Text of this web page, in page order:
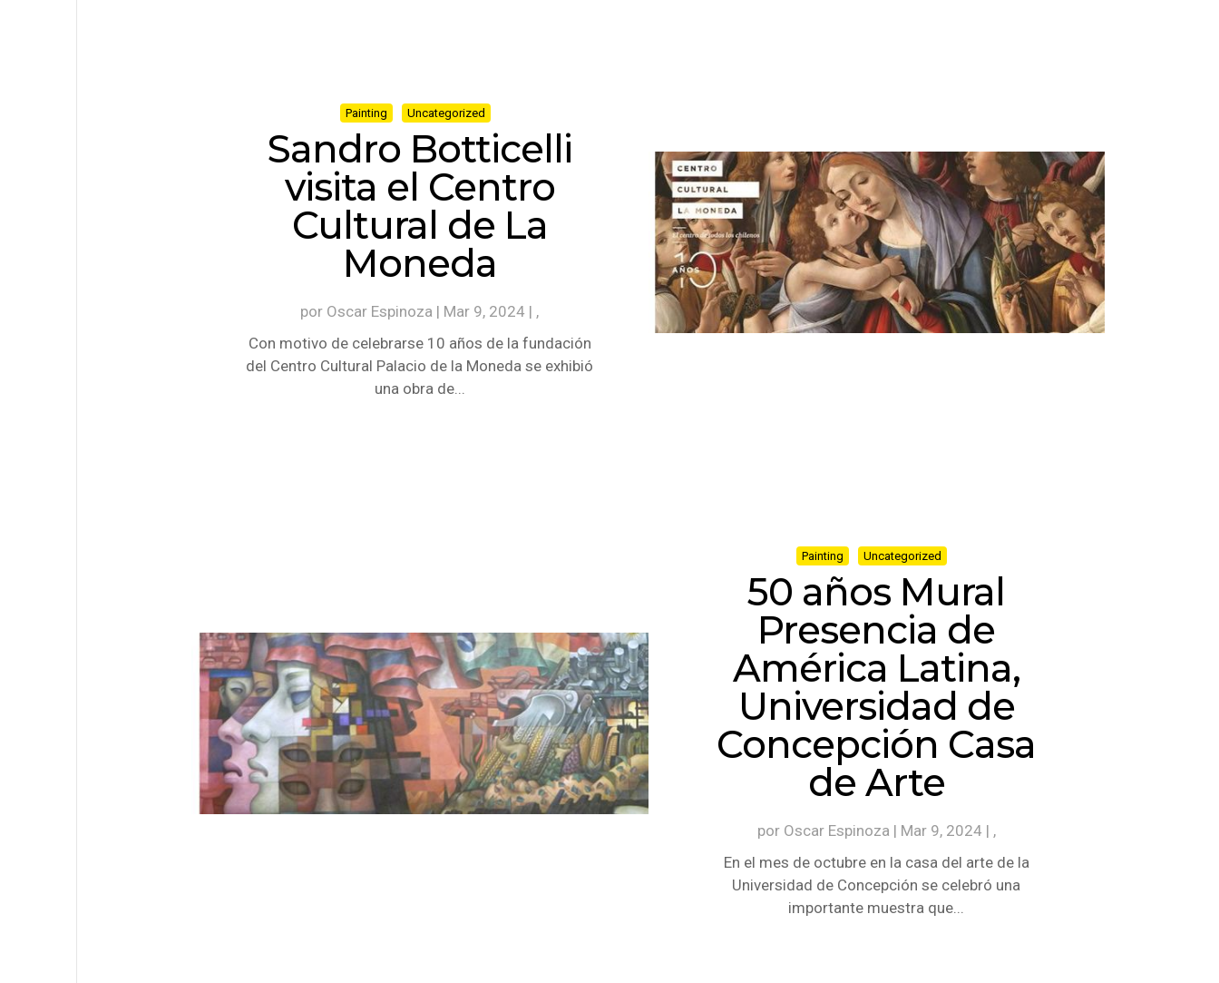
Painting Uncategorized
Sandro Botticelli
visita el Centro
Cultural de La
Moneda
por Oscar Espinoza | Mar 9, 2024 | ,
Con motivo de celebrarse 10 años de la fundación
del Centro Cultural Palacio de la Moneda se exhibió
una obra de...
Painting Uncategorized
50 años Mural
Presencia de
América Latina,
Universidad de
Concepción Casa
de Arte
por Oscar Espinoza | Mar 9, 2024 | ,
En el mes de octubre en la casa del arte de la
Universidad de Concepción se celebró una
importante muestra que...